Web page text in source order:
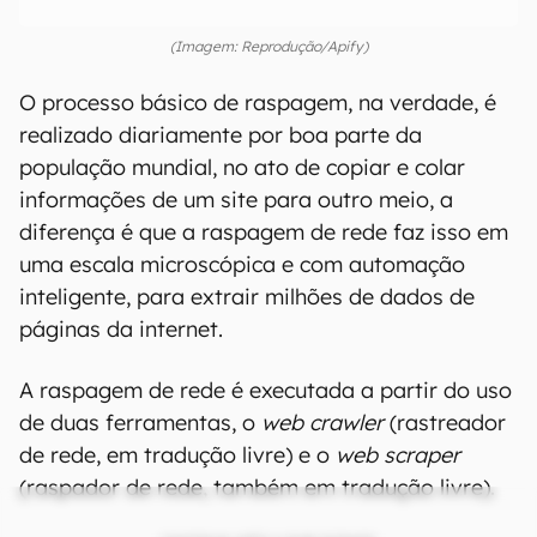
(Imagem: Reprodução/Apify)
O processo básico de raspagem, na verdade, é
realizado diariamente por boa parte da
população mundial, no ato de copiar e colar
informações de um site para outro meio, a
diferença é que a raspagem de rede faz isso em
uma escala microscópica e com automação
inteligente, para extrair milhões de dados de
páginas da internet.
A raspagem de rede é executada a partir do uso
de duas ferramentas, o web crawler(rastreador
de rede, em tradução livre) e o web scraper
(raspador de rede, também em tradução livre).